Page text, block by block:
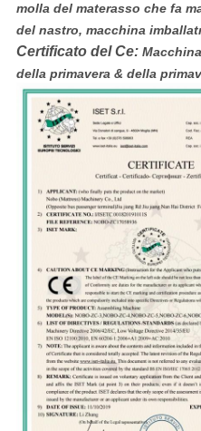
molla del materasso che fa
del nastro, macchina
Certificato del Ce:
della primavera & della